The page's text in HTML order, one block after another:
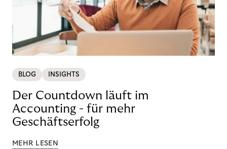
BLOG INSIGHTS
Der Countdown läuft im
Accounting - für mehr
Geschäftserfolg
MEHR LESEN